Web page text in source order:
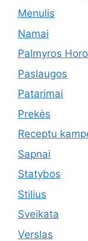
Menulis
Namai
Palmyros
Paslaugos
Patarimai
Prekės
Receptu
Sapnai
Statybos
Stilius
Sveikata
Verslas